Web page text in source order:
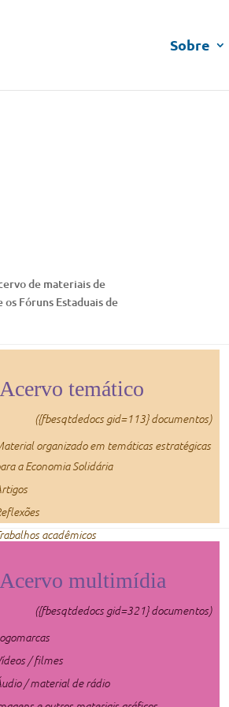
Sobre
de materiais de
Fóruns Estaduais de
Acervo temático
({fbesqtdedocs gid=113} documentos)
organizado em temáticas estratégicas
a Economia Solidária
acadêmicos
Acervo multimídia
({fbesqtdedocs gid=321} documentos)
/ filmes
/ material de rádio